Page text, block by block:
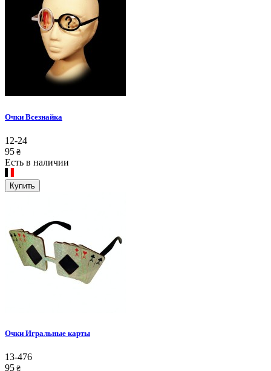
Очки Всезнайка
12-24
95 ₴
Есть в наличии
Купить
Очки Игральные карты
13-476
95 ₴